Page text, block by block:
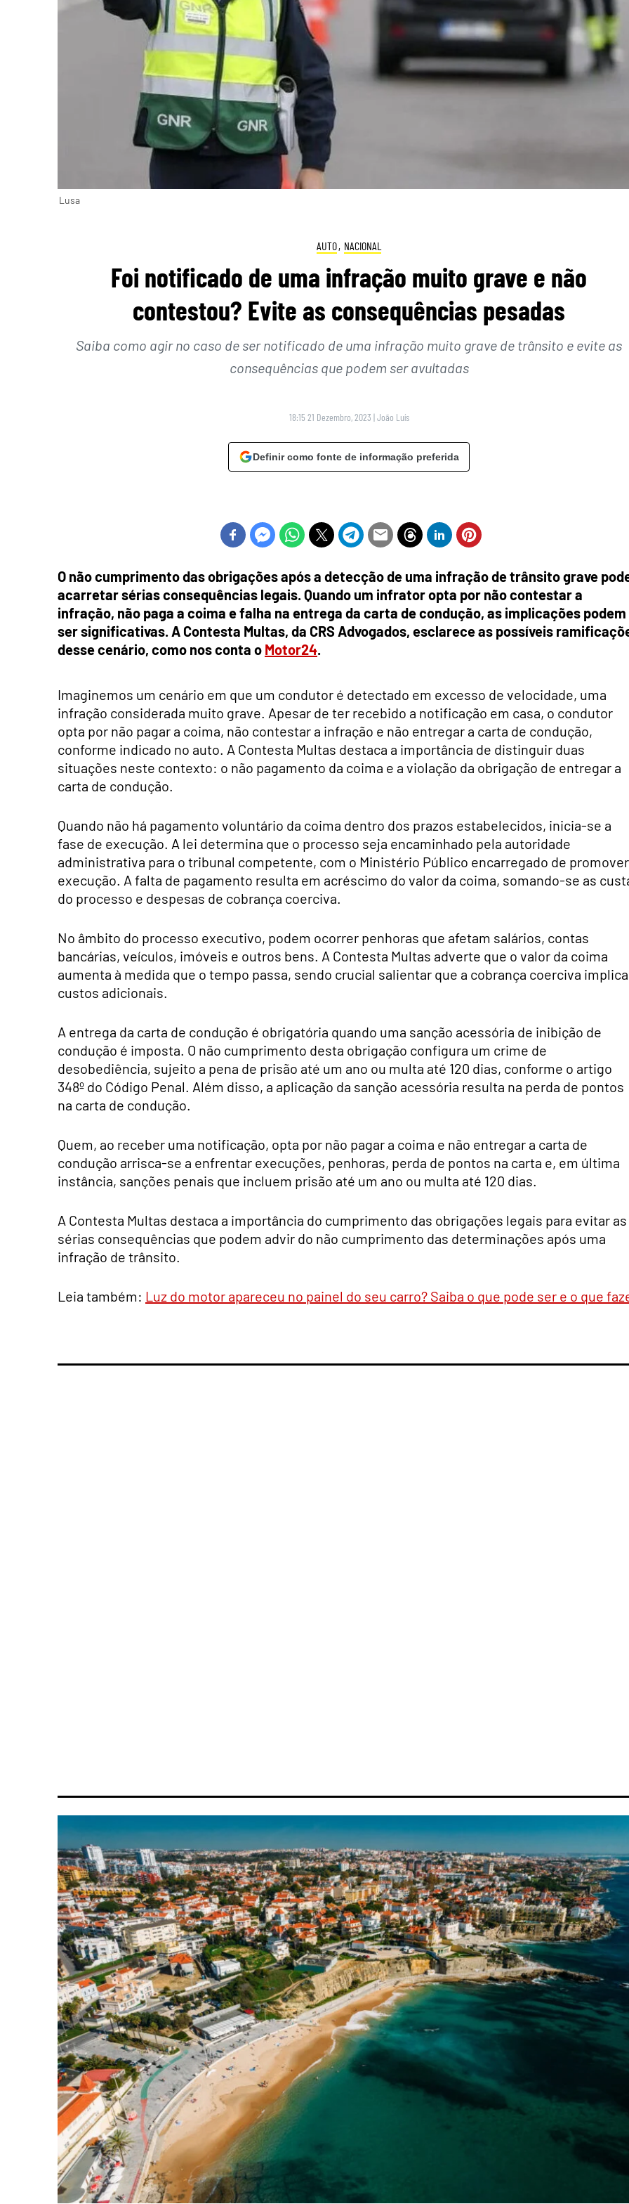
Lusa
AUTO, NACIONAL
Foi notificado de uma infração muito grave e não
contestou? Evite as consequências pesadas
Saiba como agir no caso de ser notificado de uma infração muito grave de trânsito e evite as
consequências que podem ser avultadas
18:15 21 Dezembro, 2023 |João Luís
Definir como fonte de informação preferida
O não cumprimento das obrigações após a detecção de uma infração de trânsito grave
acarretar sérias consequências legais. Quando um infrator opta por não contestar a
infração, não paga a coima e falha na entrega da carta de condução, as implicações podem
ser significativas. A Contesta Multas, da CRS Advogados, esclarece as possíveis
desse cenário, como nos conta o Motor24.
Imaginemos um cenário em que um condutor é detectado em excesso de velocidade, uma
infração considerada muito grave. Apesar de ter recebido a notificação em casa, o condutor
opta por não pagar a coima, não contestar a infração e não entregar a carta de condução,
conforme indicado no auto. A Contesta Multas destaca a importância de distinguir duas
situações neste contexto: o não pagamento da coima e a violação da obrigação de entregar a
carta de condução.
Quando não há pagamento voluntário da coima dentro dos prazos estabelecidos, inicia-se a
fase de execução. A lei determina que o processo seja encaminhado pela autoridade
administrativa para o tribunal competente, com o Ministério Público encarregado de
execução. A falta de pagamento resulta em acréscimo do valor da coima, somando-se as
do processo e despesas de cobrança coerciva.
No âmbito do processo executivo, podem ocorrer penhoras que afetam salários, contas
bancárias, veículos, imóveis e outros bens. A Contesta Multas adverte que o valor da coima
aumenta à medida que o tempo passa, sendo crucial salientar que a cobrança coerciva implica
custos adicionais.
A entrega da carta de condução é obrigatória quando uma sanção acessória de inibição de
condução é imposta. O não cumprimento desta obrigação configura um crime de
desobediência, sujeito a pena de prisão até um ano ou multa até 120 dias, conforme o artigo
348º do Código Penal. Além disso, a aplicação da sanção acessória resulta na perda de pontos
na carta de condução.
Quem, ao receber uma notificação, opta por não pagar a coima e não entregar a carta de
condução arrisca-se a enfrentar execuções, penhoras, perda de pontos na carta e, em última
instância, sanções penais que incluem prisão até um ano ou multa até 120 dias.
A Contesta Multas destaca a importância do cumprimento das obrigações legais para evitar as
sérias consequências que podem advir do não cumprimento das determinações após uma
infração de trânsito.
Leia também: Luz do motor apareceu no painel do seu carro? Saiba o que pode ser e o que